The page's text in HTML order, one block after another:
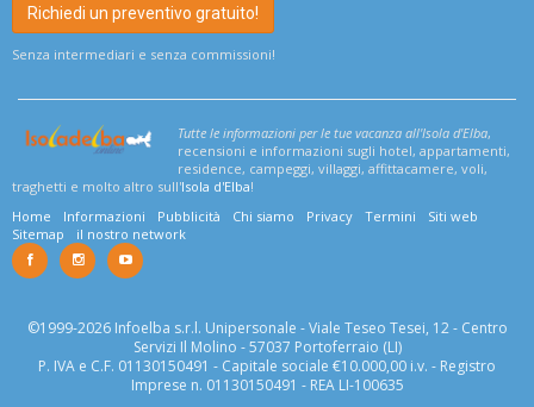
Richiedi un preventivo gratuito!
Senza intermediari e senza commissioni!
Tutte le informazioni per le tue vacanza all'Isola d'Elba,
recensioni e informazioni sugli hotel, appartamenti,
residence, campeggi, villaggi, affittacamere, voli,
traghetti e molto altro sull'Isola d'Elba!
Home
Informazioni Pubblicità Chi siamo Privacy Termini
Siti web
Sitemap
il nostro network
©1999-2026 Infoelba s.r.l. Unipersonale - Viale Teseo Tesei, 12 - Centro
Servizi Il Molino - 57037 Portoferraio (LI)
P. IVA e C.F. 01130150491 - Capitale sociale €10.000,00 i.v. - Registro
Imprese n. 01130150491 - REA LI-100635